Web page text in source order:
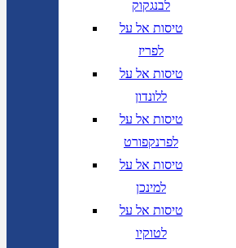
לבנגקוק
טיסות אל על
לפריז
טיסות אל על
ללונדון
טיסות אל על
לפרנקפורט
טיסות אל על
למינכן
טיסות אל על
לטוקיו